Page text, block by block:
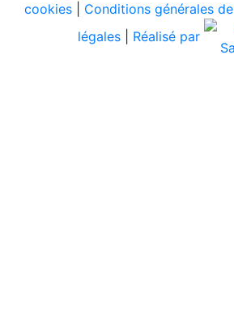
cookies| Conditions générales
légales
Réalisé par